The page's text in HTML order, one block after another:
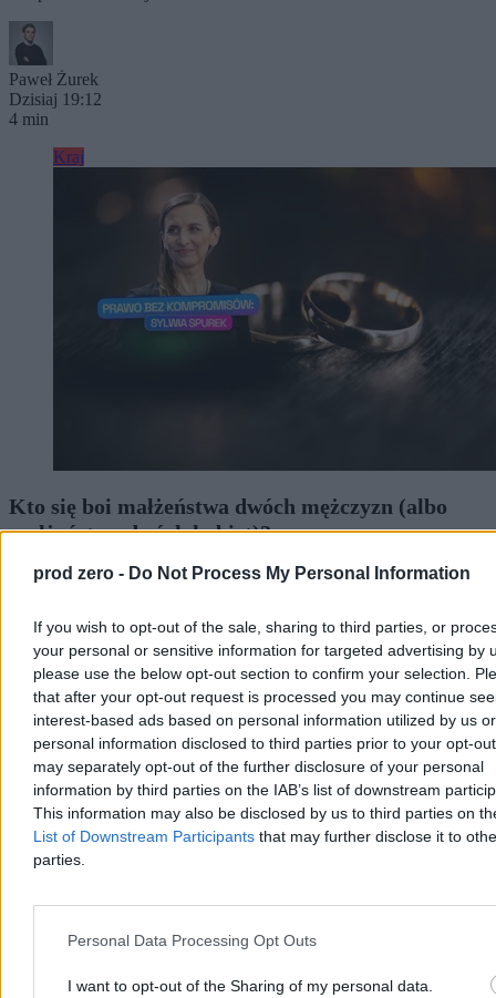
prod zero - Do Not Process My Personal Information
If you wish to opt-out of the sale, sharing to third parties, or
your personal or sensitive information for targeted advertising by
please use the below opt-out section to confirm your selection.
that after your opt-out request is processed you may continue
interest-based ads based on personal information utilized by us or
personal information disclosed to third parties prior to your opt-
may separately opt-out of the further disclosure of your personal
information by third parties on the IAB’s list of downstream
This information may also be disclosed by us to third parties on
List of Downstream Participants that may further disclose it to
parties.
Personal Data Processing Opt Outs
I want to opt-out of the Sharing of my personal data.
Paweł Żurek
Dzisiaj 19:12
4 min
Kraj
Kto się boi małżeństwa dwóch mężczyzn (albo
małżeństwa dwóch kobiet)?
Komu szkodzi to, że państwo uzna więź, która już istnieje: prawną,
życie, wspólna odpowiedzialność? Kto właściwie boi się
małżeństwa dwóch mężczyzn albo dwóch kobiet?
Sylwia Spurek
18 min
Reklama
Reklama